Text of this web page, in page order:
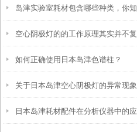
文带你了解
岛津实验室耗材包含哪些种类，你知
道吗？
空心阴极灯的的工作原理其实并不复
杂，看完你就明白了
如何正确使用日本岛津色谱柱？
关于日本岛津空心阴极灯的异常现象
及处理方法
日本岛津耗材配件在分析仪器中的应